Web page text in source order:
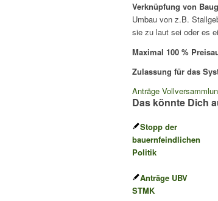
Verknüpfung von
Umbau von z.B.
sie zu laut sei oder es
Maximal 100 %
Zulassung für das
Anträge
Das könnte Dich
Stopp der
bauernfeindlichen
Politik
Anträge UBV
STMK